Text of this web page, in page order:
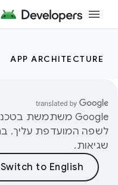
APP ARCHITECTURE
לשפה המועדפת עליך.
שגיאות.